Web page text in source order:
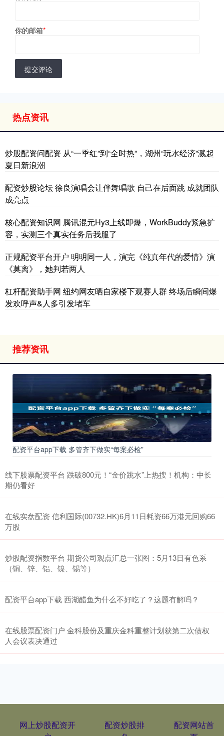
你的邮箱*
提交评论
热点资讯
炒股配资问配资 从“一季红”到“全时热”，湖州“玩水经济”溅起
夏日新浪潮
配资炒股论坛 徐良演唱会让伴舞唱歌 自己在后面跳 成就团队
成亮点
核心配资知识网 腾讯混元Hy3上线即爆，WorkBuddy紧急扩
容，实测三个真实任务后我服了
正规配资平台开户 明明同一人，演完《纯真年代的爱情》演
《莫离》，她判若两人
杠杆配资助手网 纽约网友晒自家楼下观赛人群 终场后瞬间爆
发欢呼声&人多引发堵车
推荐资讯
配资平台app下载 多管齐下做实“每案必检”
线下股票配资平台 跌破800元！“金价跳水”上热搜！机构：中长
期仍看好
在线实盘配资 信利国际(00732.HK)6月11日耗资66万港元回购66
万股
炒股配资指数平台 期货公司观点汇总一张图：5月13日有色系
（铜、锌、铝、镍、锡等）
配资平台app下载 西湖醋鱼为什么不好吃了？这题有解吗？
在线股票配资门户 金科股份及重庆金科重整计划获第二次债权
人会议表决通过
网上炒股配资开
配资炒股排
配资网站首